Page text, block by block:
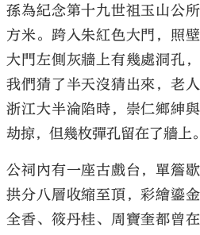
孫為紀念第十九世祖玉山公
方米。跨入朱紅色大門，照
大門左側灰牆上有幾處洞孔
我們猜了半天沒猜出來，老
浙江大半淪陷時，崇仁鄉紳
劫掠，但幾枚彈孔留在了牆上。
公祠內有一座古戲台，單簷
拱分八層收縮至頂，彩繪鎏
全香、筱丹桂、周寶奎都曾